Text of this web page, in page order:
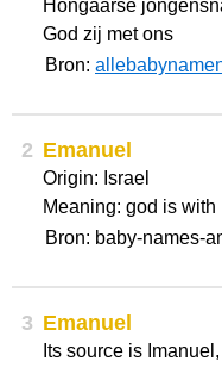
Hongaarse
God zij met ons
Bron:
2 Emanuel
Origin: Israel
Meaning: god is with
Bron: baby-names-
3 Emanuel
Its source is